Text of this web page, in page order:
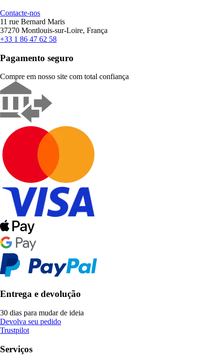
Contacte-nos
11 rue Bernard Maris
37270 Montlouis-sur-Loire, França
+33 1 86 47 62 58
Pagamento seguro
Compre em nosso site com total confiança
Entrega e devolução
30 dias para mudar de ideia
Devolva seu pedido
Trustpilot
Serviços